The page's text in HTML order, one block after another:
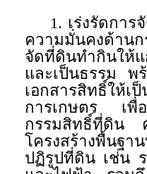
1. เร่งรัดการ
ความมั่นคงด้าน
จัดที่ดินทำกินให้แ
และเป็นธรรม พ
เอกสารสิทธิ์
การเกษตร เพื่อ
กรรมสิทธิ์ที่ดิน
โครงสร้างพื้นฐา
ปฏิรูปที่ดิน เช่น